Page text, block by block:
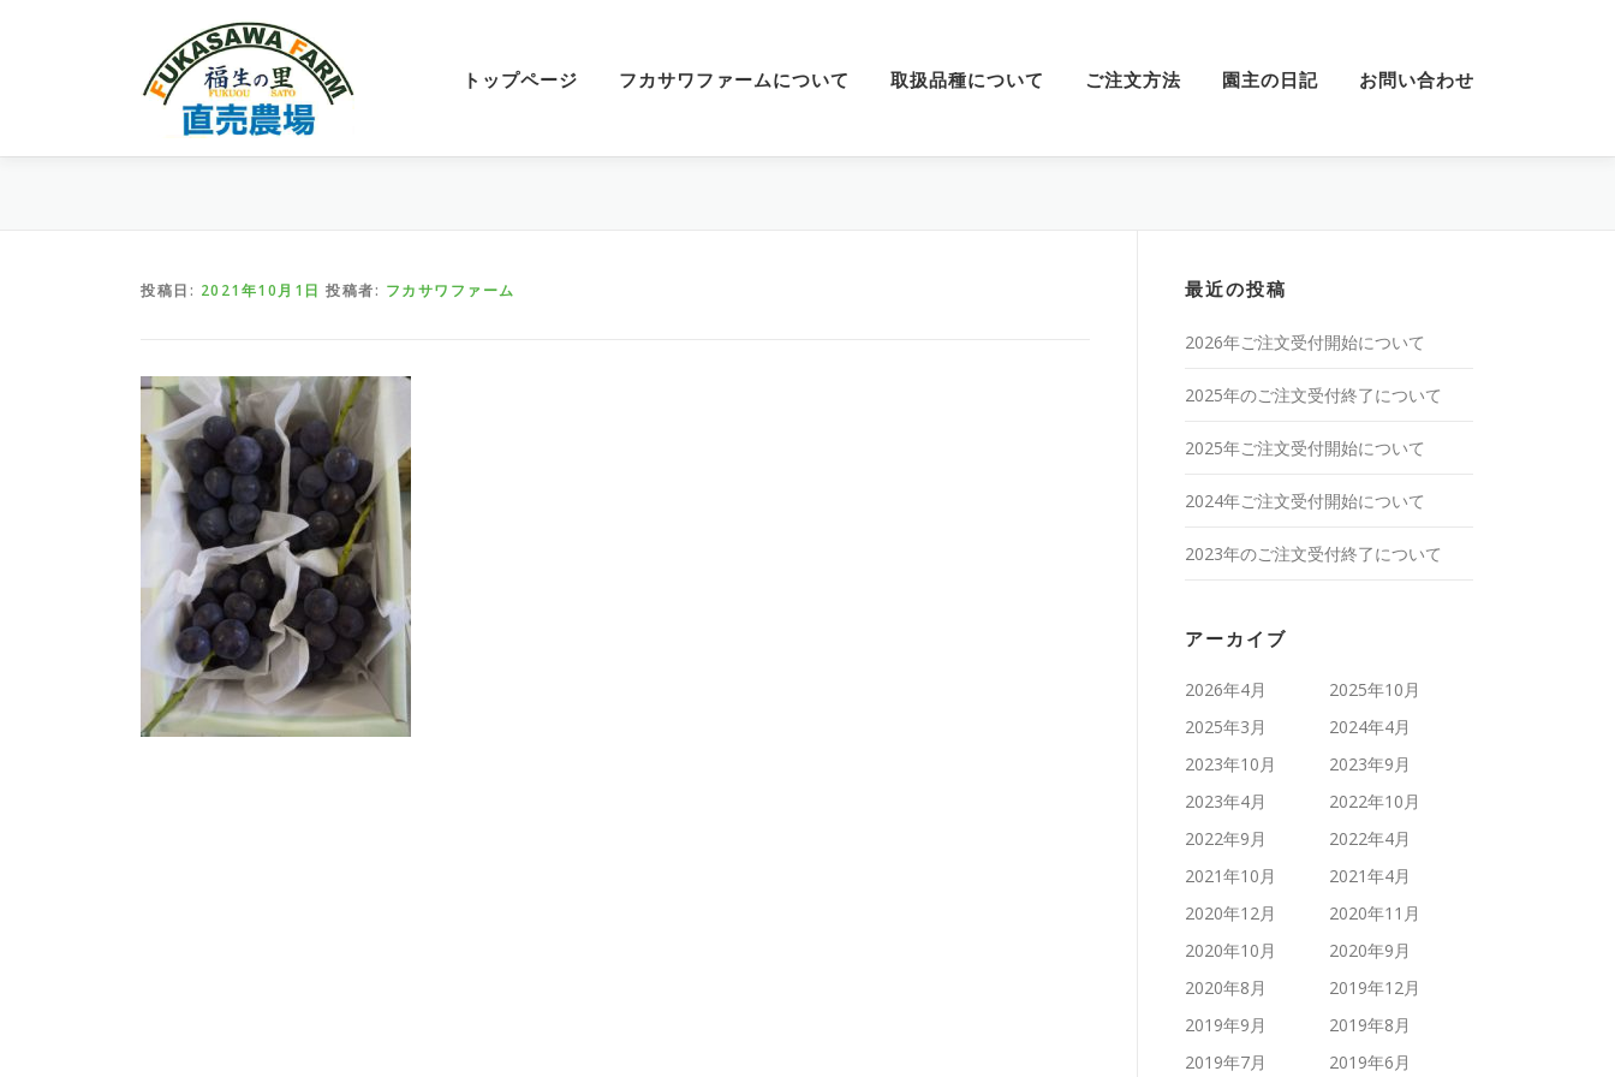
へ
トップページ フカサワファームについて 取扱品種について ご注文方法 園主の日記 お問い合わせ
投稿日: 2021年10月1日 投稿者: フカサワファーム 最近の投稿
2026年ご注文受付開始について
2025年のご注文受付終了について
2025年ご注文受付開始について
2024年ご注文受付開始について
2023年のご注文受付終了について
アーカイブ
2026年4月
2025年10月
2025年3月
2024年4月
2023年10月
2023年9月
2023年4月
2022年10月
2022年9月
2022年4月
2021年10月
2021年4月
2020年12月
2020年11月
2020年10月
2020年9月
2020年8月
2019年12月
2019年9月
2019年8月
2019年7月
2019年6月